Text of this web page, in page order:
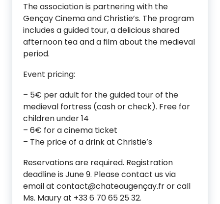
The association is partnering with the
Gençay Cinema and Christie’s. The program
includes a guided tour, a delicious shared
afternoon tea and a film about the medieval
period.
Event pricing:
– 5€ per adult for the guided tour of the
medieval fortress (cash or check). Free for
children under 14
– 6€ for a cinema ticket
– The price of a drink at Christie’s
Reservations are required. Registration
deadline is June 9. Please contact us via
email at contact@chateaugençay.fr or call
Ms. Maury at +33 6 70 65 25 32.